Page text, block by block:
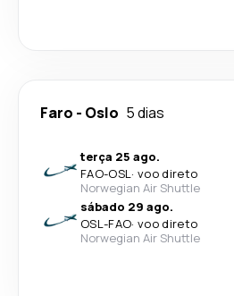
Faro - Oslo 5 dias
terça 25 ago.
FAO-OSL· voo direto
Norwegian Air Shuttle
sábado 29 ago.
OSL-FAO· voo direto
Norwegian Air Shuttle